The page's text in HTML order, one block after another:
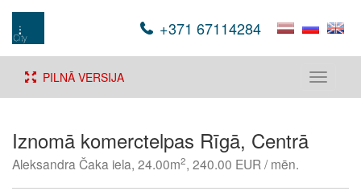
+371 67114284
Toggle
PILNĀ VERSIJA
Iznomā komerctelpas Rīgā, Centrā
Aleksandra Čaka iela, 24.00m2, 240.00 EUR / mēn.